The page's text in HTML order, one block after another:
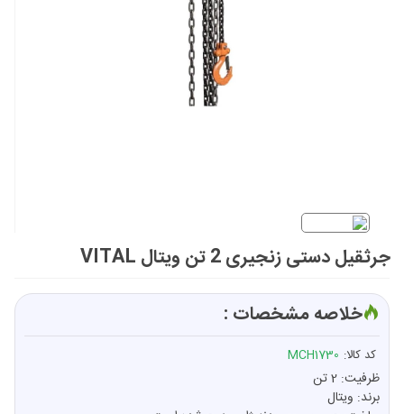
جرثقیل دستی زنجیری 2 تن ویتال VITAL
خلاصه مشخصات :
کد کالا: MCH1730
ظرفیت: 2 تن
برند: ویتال